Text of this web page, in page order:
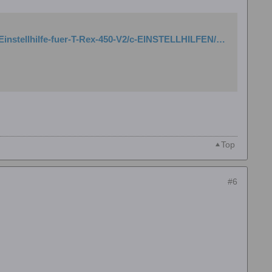
http://www.litronics2000.de/webshop/index.php/de/Taumelscheiben-Einstellhilfe-fuer-T-Rex-450-V2/c-EINSTELLHILFEN/a-RHLEVELER
Top
#6